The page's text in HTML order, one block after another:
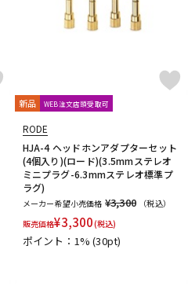
新品 WEB注文店頭受取可
RODE
HJA-4 ヘッドホンアダプターセット
(4個入り)(ロード)(3.5mmステレオ
ミニプラグ-6.3mmステレオ標準プ
ラグ)
メーカー希望小売価格 ¥3,300
（税込）
販売価格¥3,300(税込)
ポイント：1%(30pt)